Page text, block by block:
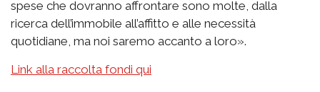
spese che dovranno affrontare sono molte, dalla
ricerca dell’immobile all’affitto e alle necessità
quotidiane, ma noi saremo accanto a loro».
Link alla raccolta fondi qui